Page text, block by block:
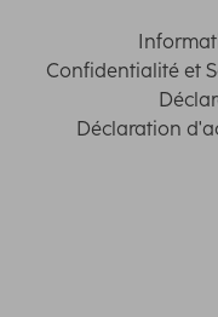
Confidentialité et
Déclaration